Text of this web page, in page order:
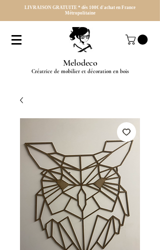
LIVRAISON GRATUITE * dès 100€ d'achat en France
Métropolitaine
Melodeco
Créatrice de mobilier et décoration en bois